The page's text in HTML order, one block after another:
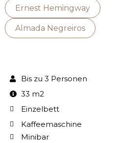
Ernest Hemingway
Almada Negreiros
Bis zu 3 Personen
33 m2
Einzelbett
Kaffeemaschine
Minibar